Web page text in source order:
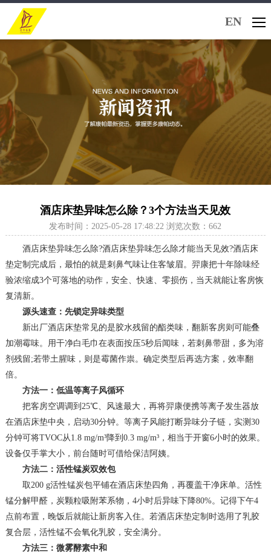
EN
酒店床垫异味怎么除？3个方法当天见效
发布时间：2025-05-28 17:48:22 浏览次数：662
酒店床垫异味怎么除?酒店床垫异味怎么除才能当天见效?酒店床
垫定制完成后，最怕的就是刺鼻气味让住客皱眉。羿康把十年除味经
验浓缩成3个可落地的动作，安全、快速、零损伤，当天就能让客房恢
复清新。
源头速查：先锁定异味类型
新出厂酒店床垫常见的是胶水残留的酯类味，翻新客房则可能叠
加潮霉味。用干净白毛巾在表面按压5秒后闻味，若刺鼻带甜，多为溶
剂残留;若带土腥味，则是霉菌作祟。确定类型后再选方案，效率翻
倍。
方法一：低温等离子风循环
把客房空调调到25℃、风速最大，再将羿康便携等离子发生器放
在酒店床垫中央，启动30分钟。等离子风能打断异味分子链，实测30
分钟可将TVOC从1.8 mg/m³降到0.3 mg/m³，相当于开窗6小时的效果。
设备仅手掌大小，前台随时可借给保洁阿姨。
方法二：活性锰炭双效包
取200 g活性锰炭包平铺在酒店床垫四角，再覆盖干净床单。活性
锰分解甲醛，炭颗粒吸附苯系物，4小时后异味下降80%。记得下午4
点前布置，晚饭后就能让新房客入住。若酒店床垫定制时选用了乳胶
复合层，活性锰不会氧化乳胶，安全满分。
方法三：微雾酵素中和